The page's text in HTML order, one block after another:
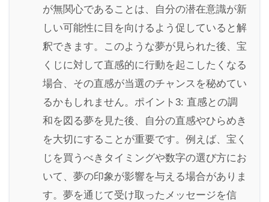
が無関心であることは、自分の潜在意識が新
しい可能性に目を向けるよう促していると解
釈できます。このような夢が見られた後、宝
くじに対して直感的に行動を起こしたくなる
場合、その直感が当選のチャンスを秘めてい
るかもしれません。ポイント3: 直感との調
和を図る夢を見た後、自分の直感やひらめき
を大切にすることが重要です。例えば、宝く
じを買うべきタイミングや数字の選び方にお
いて、夢の印象が影響を与える場合がありま
す。夢を通じて受け取ったメッセージを信